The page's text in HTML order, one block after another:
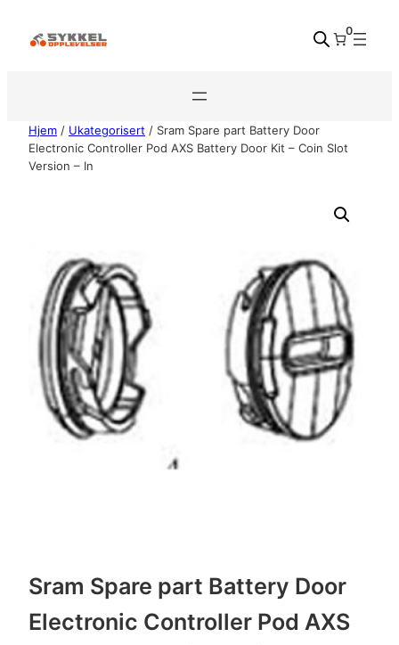
0
Hjem / Ukategorisert / Sram Spare part Battery Door
Electronic Controller Pod AXS Battery Door Kit – Coin Slot
Version – In
Sram Spare part Battery Door
Electronic Controller Pod AXS